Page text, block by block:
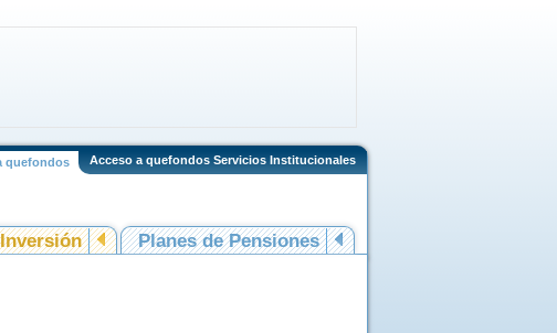
Acceso a quefondos Servicios Institucionales
quefondos
Planes de Pensiones